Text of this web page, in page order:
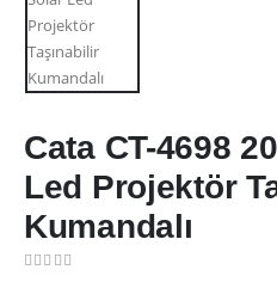
Cata CT-4698
Led Projektör
Kumandalı